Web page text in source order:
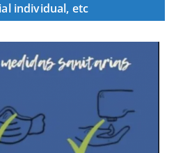
individual, etc